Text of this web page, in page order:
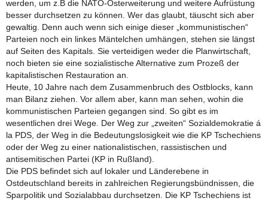
werden, um z.B die NATO-Osterweiterung und weitere Aufrüstung
besser durchsetzen zu können. Wer das glaubt, täuscht sich aber
gewaltig. Denn auch wenn sich einige dieser „kommunistischen“
Parteien noch ein linkes Mäntelchen umhängen, stehen sie längst
auf Seiten des Kapitals. Sie verteidigen weder die Planwirtschaft,
noch bieten sie eine sozialistische Alternative zum Prozeß der
kapitalistischen Restauration an.
Heute, 10 Jahre nach dem Zusammenbruch des Ostblocks, kann
man Bilanz ziehen. Vor allem aber, kann man sehen, wohin die
kommunistischen Parteien gegangen sind. So gibt es im
wesentlichen drei Wege. Der Weg zur „zweiten“ Sozialdemokratie á
la PDS, der Weg in die Bedeutungslosigkeit wie die KP Tschechiens
oder der Weg zu einer nationalistischen, rassistischen und
antisemitischen Partei (KP in Rußland).
Die PDS befindet sich auf lokaler und Länderebene in
Ostdeutschland bereits in zahlreichen Regierungsbündnissen, die
Sparpolitik und Sozialabbau durchsetzen. Die KP Tschechiens ist